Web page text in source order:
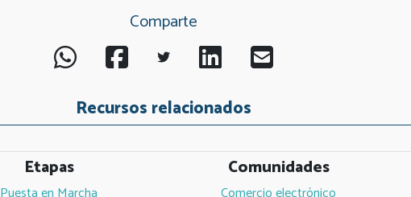
Comparte
Recursos relacionados
Etapas Comunidades